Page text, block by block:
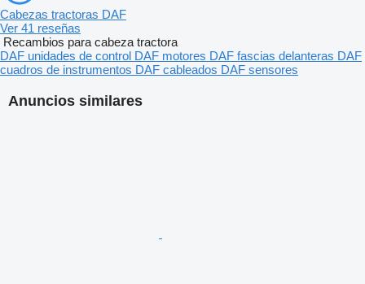
Anuncios similares
Cabezas tractoras DAF
Ver 41 reseñas
Recambios para cabeza tractora
DAF unidades de control DAF motores DAF fascias delanteras DAF
cuadros de instrumentos DAF cableados DAF sensores